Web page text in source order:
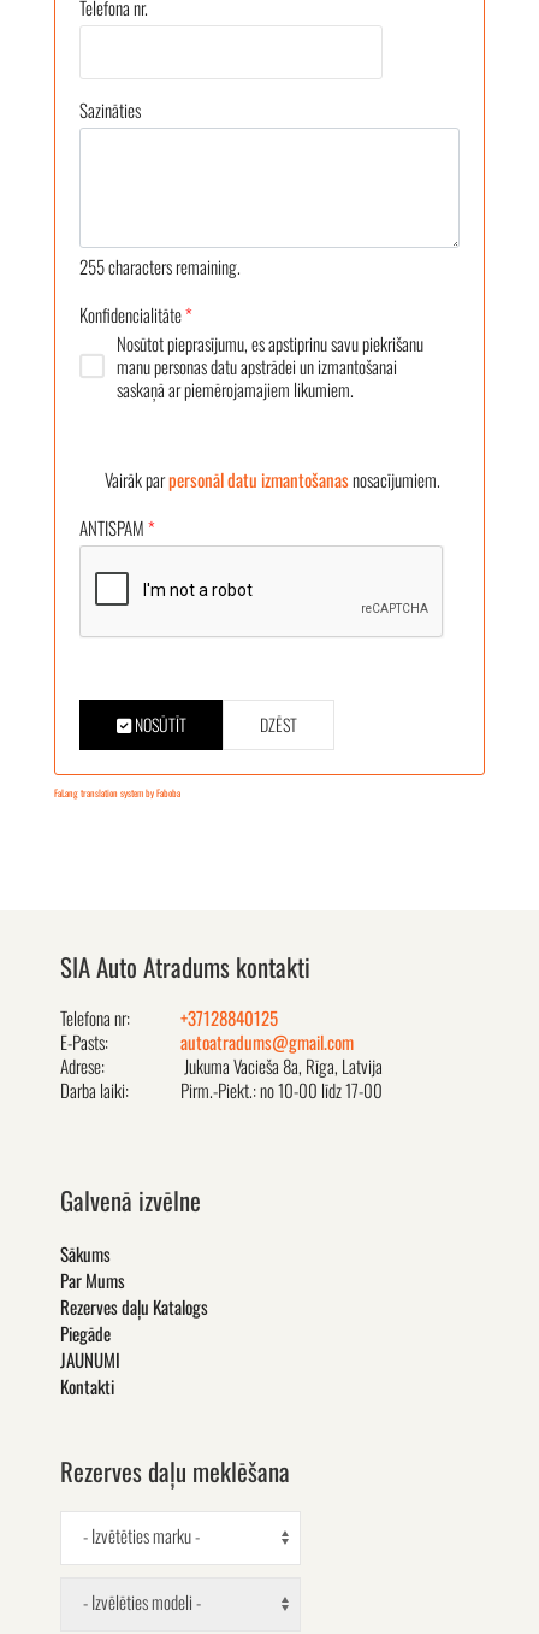
Telefona nr.
Sazināties
255characters remaining.
Konfidencialitāte*
Nosūtot pieprasījumu, es apstiprinu savu piekrišanu
manu personas datu apstrādei un izmantošanai
saskaņā ar piemērojamajiem likumiem.
Vairāk parpersonāl datu izmantošanasnosacījumiem.
ANTISPAM*
NOSŪTĪT DZĒST
FaLang translation system by Faboba
SIA Auto Atradums kontakti
Telefona nr:
+37128840125
E-Pasts:
autoatradums@gmail.com
Adrese:
Jukuma Vacieša 8a, Rīga, Latvija
Darba laiki:
Pirm.-Piekt.: no 10-00 līdz 17-00
Galvenā izvēlne
Sākums
Par Mums
Rezerves daļu Katalogs
Piegāde
JAUNUMI
Kontakti
Rezerves daļu meklēšana
- Izvētēties marku -
- Izvēlēties modeli -